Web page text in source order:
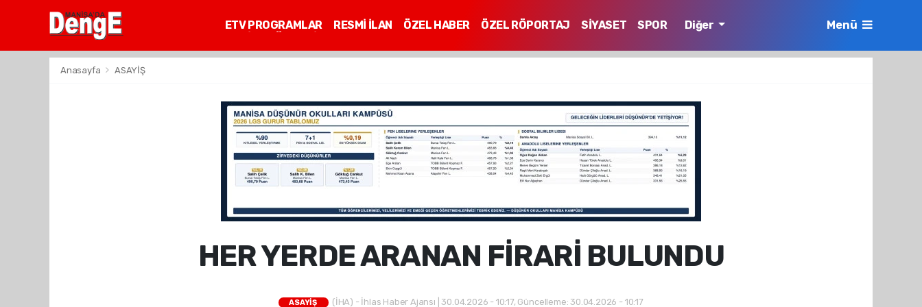
ETV PROGRAMLAR RESMİ İLAN ÖZEL HABER ÖZEL RÖPORTAJ SİYASET
SPOR
Diğer Menü
Anasayfa ASAYİŞ
HER YERDE ARANAN FİRARİ BULUNDU
ASAYİŞ (İHA) - İhlas Haber Ajansı | 30.04.2026 - 10:17, Güncelleme: 30.04.2026 - 10:17